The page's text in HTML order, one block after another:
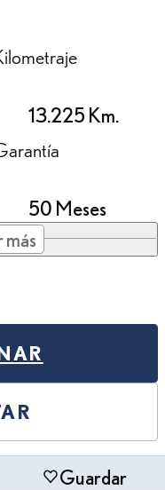
13.225 Km.
50 Meses
Guardar